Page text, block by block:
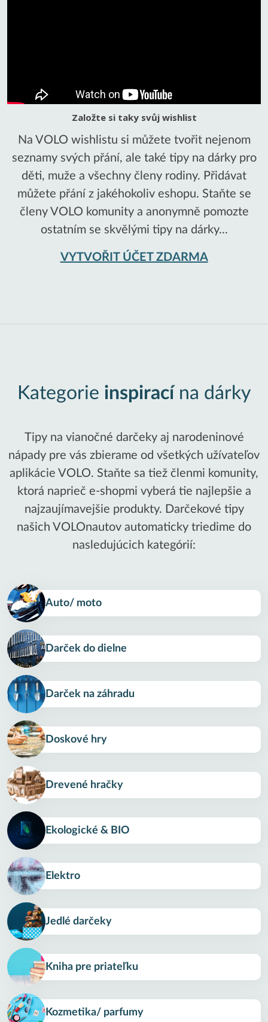
Založte si taky svůj wishlist
Na VOLO wishlistu si můžete tvořit nejenom
seznamy svých přání, ale také tipy na dárky pro
děti, muže a všechny členy rodiny. Přidávat
můžete přání z jakéhokoliv eshopu. Staňte se
členy VOLO komunity a anonymně pomozte
ostatním se skvělými tipy na dárky...
VYTVOŘIT ÚČET ZDARMA
Kategorie inspiracína dárky
Tipy na vianočné darčeky aj narodeninové
nápady pre vás zbierame od všetkých užívateľov
aplikácie VOLO. Staňte sa tiež členmi komunity,
ktorá naprieč e-shopmi vyberá tie najlepšie a
najzaujímavejšie produkty. Darčekové tipy
našich VOLOnautov automaticky triedime do
nasledujúcich kategórií:
Auto/ moto
Darček do dielne
Darček na záhradu
Doskové hry
Drevené hračky
Ekologické & BIO
Elektro
Jedlé darčeky
Kniha pre priateľku
Kozmetika/ parfumy